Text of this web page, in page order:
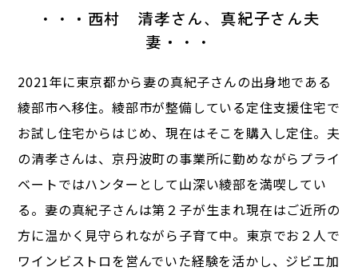
・・ ・ 西村 清孝さん、真紀子さん夫
妻 ・ ・・
2021年に東京都から妻の真紀子さんの出身地である
綾部市へ移住。綾部市が整備している定住支援住宅で
お試し住宅からはじめ、現在はそこを購入し定住。夫
の清孝さんは、京丹波町の事業所に勤めながらプライ
ベートではハンターとして山深い綾部を満喫してい
る。妻の真紀子さんは第２子が生まれ現在はご近所の
方に温かく見守られながら子育て中。東京でお２人で
ワインビストロを営んでいた経験を活かし、ジビエ加